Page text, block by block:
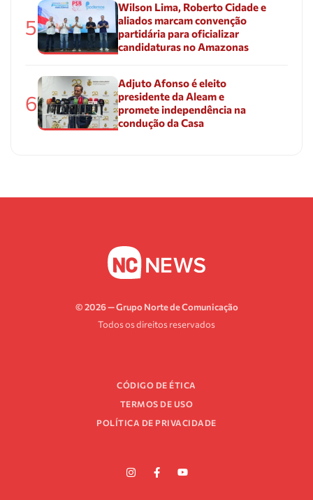
5
Wilson Lima, Roberto Cidade e
aliados marcam convenção
partidária para oficializar
candidaturas no Amazonas
6
Adjuto Afonso é eleito
presidente da Aleam e
promete independência na
condução da Casa
© 2026 — Grupo Norte de Comunicação
Todos os direitos reservados
CÓDIGO DE ÉTICA
TERMOS DE USO
POLÍTICA DE PRIVACIDADE